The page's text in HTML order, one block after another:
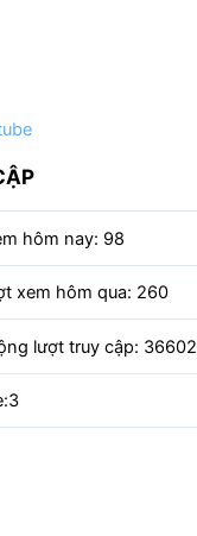
hôm nay: 98
xem hôm qua: 260
lượt truy cập:
3